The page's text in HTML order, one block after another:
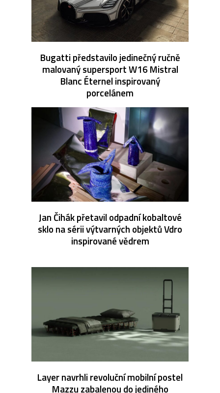
Bugatti představilo jedinečný ručně
malovaný supersport W16 Mistral
Blanc Éternel inspirovaný
porcelánem
Jan Čihák přetavil odpadní kobaltové
sklo na sérii výtvarných objektů Vdro
inspirované vědrem
Layer navrhli revoluční mobilní postel
Mazzu zabalenou do jediného